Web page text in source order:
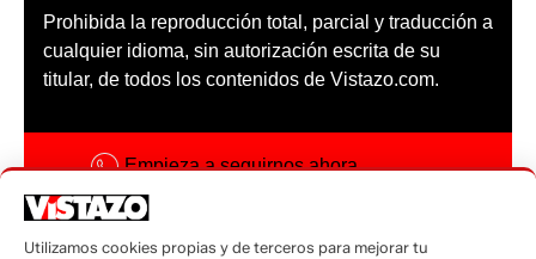
Prohibida la reproducción total, parcial y traducción a
cualquier idioma, sin autorización escrita de su
titular, de todos los contenidos de Vistazo.com.
Empieza a seguirnos ahora
Código ética
Utilizamos cookies propias y de terceros para mejorar tu